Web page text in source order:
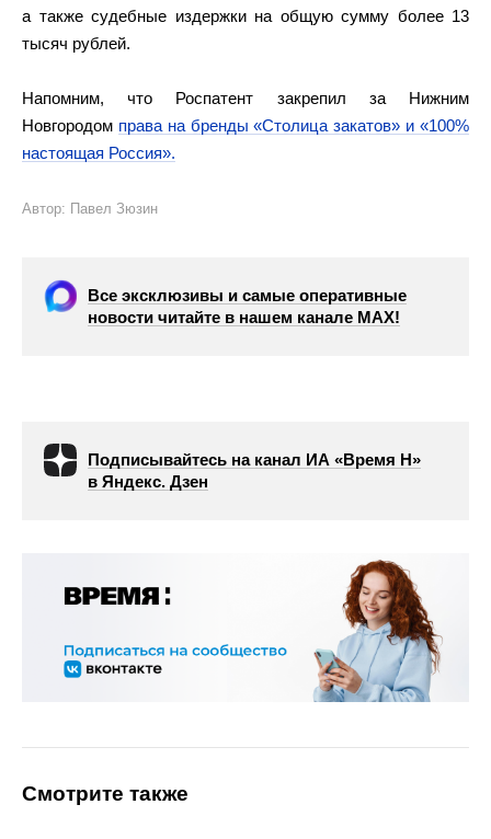
а также судебные издержки на общую сумму более 13
тысяч рублей.
Напомним, что Роспатент закрепил за Нижним
Новгородом права на бренды «Столица закатов» и «100%
настоящая Россия».
Автор: Павел Зюзин
Все эксклюзивы и самые оперативные
новости читайте в нашем канале МАХ!
Подписывайтесь на канал ИА «Время Н»
в Яндекс. Дзен
Смотрите также